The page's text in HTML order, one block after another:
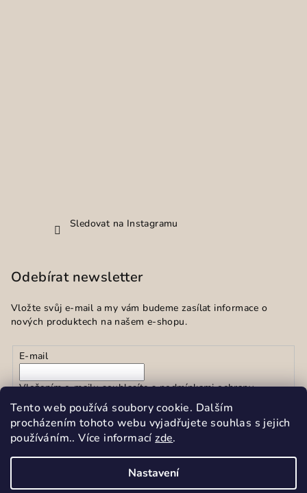
Tento web používá soubory cookie. Dalším
procházením tohoto webu vyjadřujete souhlas s jejich
používáním.. Více informacízde.
Nastavení
Sledovat na Instagramu
Odebírat newsletter
Vložte svůj e-mail a my vám budeme zasílat informace o
nových produktech na našem e-shopu.
E-mail
Vložením e-mailu souhlasíte spodmínkami ochrany
osobních údajů
Přihlásit se